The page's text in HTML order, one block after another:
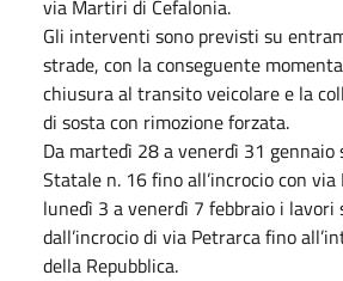
via Martiri di Cefalonia.
Gli interventi sono previsti su
strade, con la conseguente
chiusura al transito veicolare e la
di sosta con rimozione forzata.
Da martedì 28 a venerdì 31
Statale n. 16 fino all’incrocio con via
lunedì 3 a venerdì 7 febbraio i lavori
dall’incrocio di via Petrarca fino
della Repubblica.